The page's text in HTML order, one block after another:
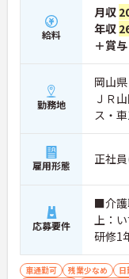
給料
月収
年収
＋賞与
勤務地
岡山
ＪＲ
ス・
雇用形態 正社
応募要件
■介護
上：
研修1
車通勤可 残業少なめ 日